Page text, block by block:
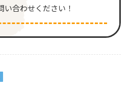
い合わせください！